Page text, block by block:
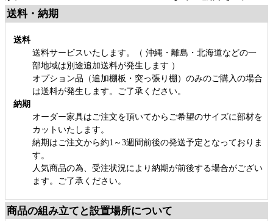
送料・納期
送料
送料サービスいたします。（ 沖縄・離島・北海道などの一
部地域は別途追加送料が発生します ）
オプション品（追加棚板・突っ張り棚）のみのご購入の場合
は送料が発生します。ご了承ください。
納期
オーダー家具はご注文を頂いてからご希望のサイズに部材を
カットいたします。
納期はご注文から約1～3週間前後の発送予定となっておりま
す。
人気商品の為、受注状況により納期が前後する場合がござい
ます。ご了承ください。
商品の組み立てと設置場所について